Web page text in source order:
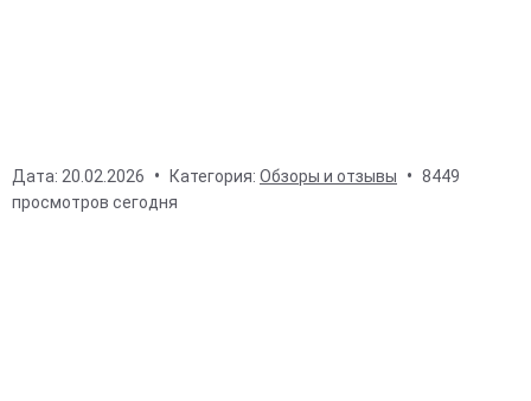
Дата: 20.02.2026 Категория: Обзоры и отзывы
8449
просмотров сегодня